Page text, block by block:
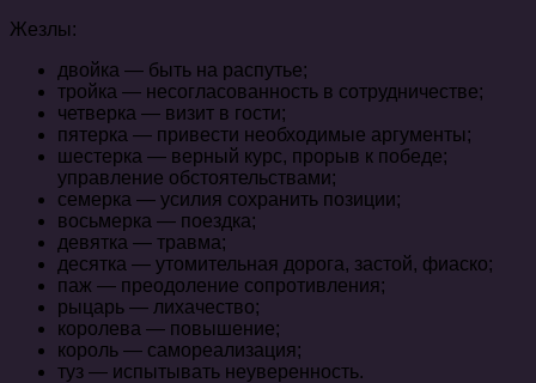
Жезлы:
двойка — быть на распутье;
тройка — несогласованность в сотрудничестве;
четверка — визит в гости;
пятерка — привести необходимые аргументы;
шестерка — верный курс, прорыв к победе;
управление обстоятельствами;
семерка — усилия сохранить позиции;
восьмерка — поездка;
девятка — травма;
десятка — утомительная дорога, застой, фиаско;
паж — преодоление сопротивления;
рыцарь — лихачество;
королева — повышение;
король — самореализация;
туз — испытывать неуверенность.